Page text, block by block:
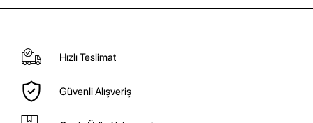
Hızlı Teslimat
Güvenli Alışveriş